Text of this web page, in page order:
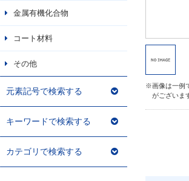
金属有機化合物
コート材料
その他
元素記号で検索する
キーワードで検索する
カテゴリで検索する
※画像は一例
がございま